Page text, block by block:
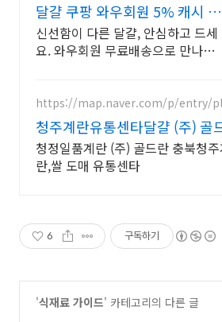
달걀 쿠팡 와우회원 5% 캐시 적
립
신선함이 다른 달걀, 안심하고 드세
요. 와우회원 무료배송으로 만나보
로켓배송!
https://map.naver.com/p/entry/
청주계란유통센타달걀 (주) 골
청정일품계란 (주) 골드란 충북청
란,쌀 도매 유통센타
6 구독하기
'식재료 가이드' 카테고리의 다른 글